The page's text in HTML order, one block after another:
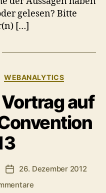
gelesen? Bitte
[…]
WEBANALYTICS
auf
Veröffentlichungsdatum
26. Dezember 2012
zu